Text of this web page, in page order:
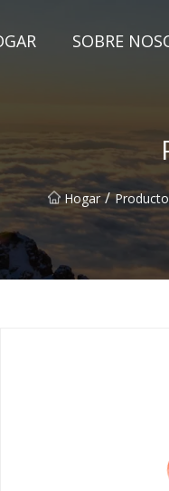
SOBRE
Hogar /